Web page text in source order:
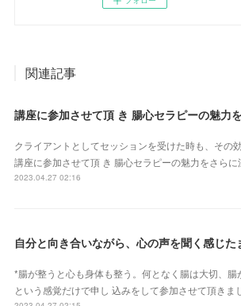
関連記事
クライアントとしてセッションを受けた時も、その
講座に参加させて頂 き 腸心セラピーの魅力をさらに
2023.04.27 02:16
*腸が整うと心も身体も整う。何となく腸は大切、腸
という感覚だけで申し 込みをして参加させて頂きま